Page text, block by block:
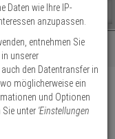
Megapixel Artikel
Daten wie Ihre IP-
anzupassen.
entnehmen Sie
unserer
den Datentransfer in
möglicherweise ein
und Optionen
Sie unter 'Einstellungen